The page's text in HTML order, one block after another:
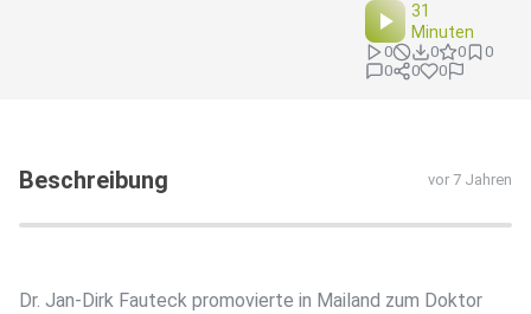
31
Minuten
0 0 0
0
0
0 0
Beschreibung vor 7 Jahren
Dr. Jan-Dirk Fauteck promovierte in Mailand zum Doktor